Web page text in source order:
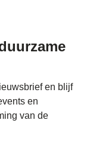
en blijf
en
van de